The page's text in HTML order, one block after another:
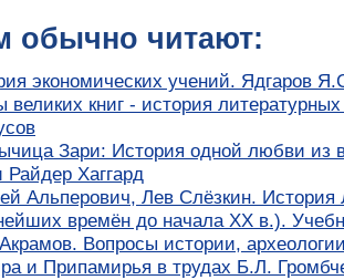
обычно читают:
экономических учений. Ядгаров
великих книг - история
Зари: История одной любви из
Райдер Хаггард
Альперович, Лев Слёзкин. История
времён до начала XX в.).
Вопросы истории,
и Припамирья в трудах Б.Л.